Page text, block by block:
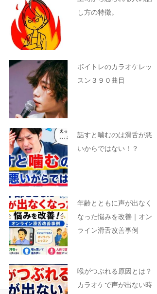
し方の特徴。
ボイトレのカラオケレッ
スン３９０曲目
話すと噛むのは滑舌が悪
いからではない！？
年齢とともに声が出なく
なった悩みを改善｜オン
ライン滑舌改善事例
喉がつぶれる原因とは？
カラオケで声が出ない時